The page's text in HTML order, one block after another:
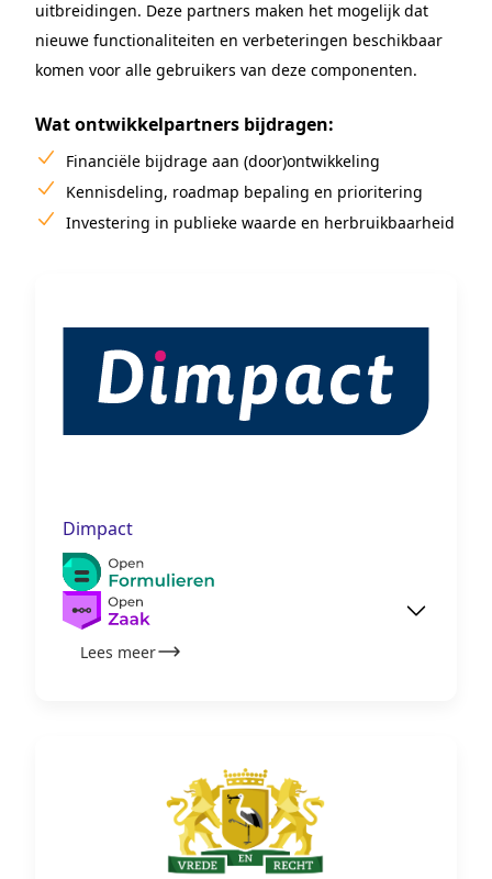
uitbreidingen. Deze partners maken het mogelijk dat
nieuwe functionaliteiten en verbeteringen beschikbaar
komen voor alle gebruikers van deze componenten.
Wat ontwikkelpartners bijdragen:
Financiële bijdrage aan (door)ontwikkeling
Kennisdeling, roadmap bepaling en prioritering
Investering in publieke waarde en herbruikbaarheid
Dimpact
Lees meer